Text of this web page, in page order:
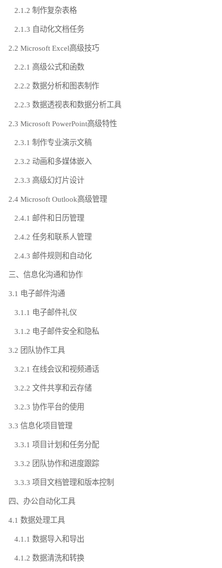
2.1.2 制作复杂表格
2.1.3 自动化文档任务
2.2 Microsoft Excel高级技巧
2.2.1 高级公式和函数
2.2.2 数据分析和图表制作
2.2.3 数据透视表和数据分析工具
2.3 Microsoft PowerPoint高级特性
2.3.1 制作专业演示文稿
2.3.2 动画和多媒体嵌入
2.3.3 高级幻灯片设计
2.4 Microsoft Outlook高级管理
2.4.1 邮件和日历管理
2.4.2 任务和联系人管理
2.4.3 邮件规则和自动化
三、信息化沟通和协作
3.1 电子邮件沟通
3.1.1 电子邮件礼仪
3.1.2 电子邮件安全和隐私
3.2 团队协作工具
3.2.1 在线会议和视频通话
3.2.2 文件共享和云存储
3.2.3 协作平台的使用
3.3 信息化项目管理
3.3.1 项目计划和任务分配
3.3.2 团队协作和进度跟踪
3.3.3 项目文档管理和版本控制
四、办公自动化工具
4.1 数据处理工具
4.1.1 数据导入和导出
4.1.2 数据清洗和转换